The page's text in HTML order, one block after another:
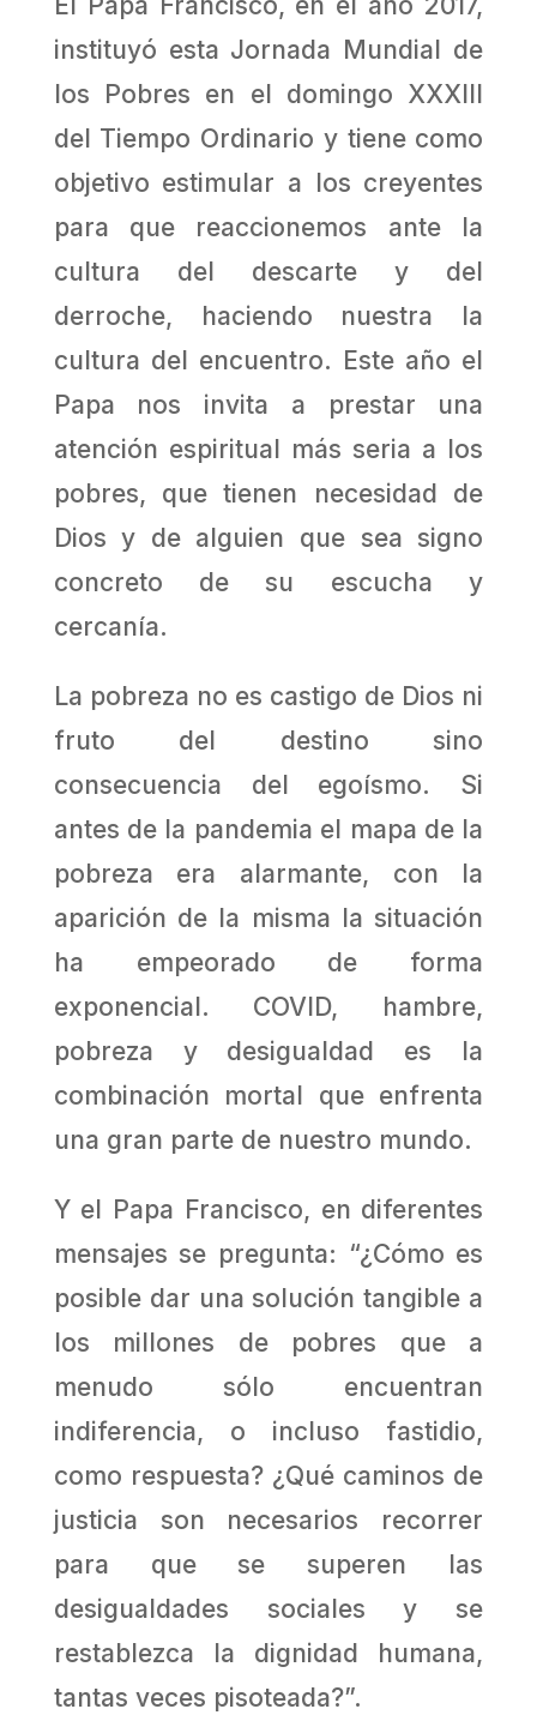
instituyó esta Jornada Mundial de
los Pobres en el domingo XXXIII
del Tiempo Ordinario y tiene como
objetivo estimular a los creyentes
para que reaccionemos ante la
cultura del descarte y del
derroche, haciendo nuestra la
cultura del encuentro. Este año el
Papa nos invita a prestar una
atención espiritual más seria a los
pobres, que tienen necesidad de
Dios y de alguien que sea signo
concreto de su escucha y
cercanía.
La pobreza no es castigo de Dios ni
fruto del destino sino
consecuencia del egoísmo. Si
antes de la pandemia el mapa de la
pobreza era alarmante, con la
aparición de la misma la situación
ha empeorado de forma
exponencial. COVID, hambre,
pobreza y desigualdad es la
combinación mortal que enfrenta
una gran parte de nuestro mundo.
Y el Papa Francisco, en diferentes
mensajes se pregunta: “¿Cómo es
posible dar una solución tangible a
los millones de pobres que a
menudo sólo encuentran
indiferencia, o incluso fastidio,
como respuesta? ¿Qué caminos de
justicia son necesarios recorrer
para que se superen las
desigualdades sociales y se
restablezca la dignidad humana,
tantas veces pisoteada?”.